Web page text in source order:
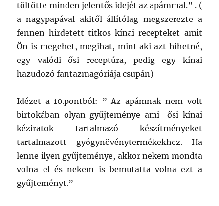
töltötte minden jelentős idejét az apámmal.” . (
a nagypapával akitől állítólag megszerezte a
fennen hirdetett titkos kínai recepteket amit
Ön is megehet, megihat, mint aki azt hihetné,
egy valódi ősi receptúra, pedig egy kínai
hazudozó fantazmagóriája csupán)
Idézet a 10.pontból: ” Az apámnak nem volt
birtokában olyan gyűjteménye ami ősi kínai
kéziratok tartalmazó készítményeket
tartalmazott gyógynövénytermékekhez. Ha
lenne ilyen gyűjteménye, akkor nekem mondta
volna el és nekem is bemutatta volna ezt a
gyűjteményt.”